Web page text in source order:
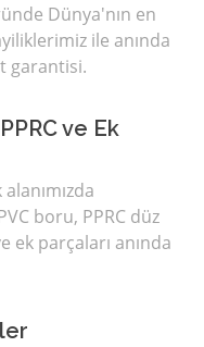
Dünya'nın en
ile anında
garantisi.
ve Ek
boru, PPRC düz
parçaları anında